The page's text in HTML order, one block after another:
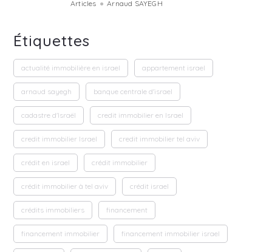
Articles ● Arnaud SAYEGH
Étiquettes
actualité immobilière en israel appartement israel
arnaud sayegh banque centrale d'israel
cadastre d'Israël credit immobilier en Israel
credit immobilier Israel credit immobilier tel aviv
crédit en israel crédit immobilier
crédit immobilier à tel aviv crédit israel
crédits immobiliers financement
financement immobilier financement immobilier israel